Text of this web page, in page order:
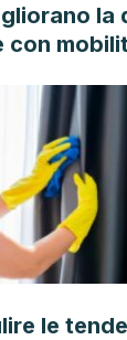
la
con
le